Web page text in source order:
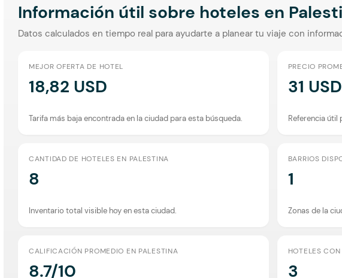
Información útil sobre hoteles en
Datos calculados en tiempo real para ayudarte a planear tu viaje con
MEJOR OFERTA DE HOTEL
18,82 USD
Tarifa más baja encontrada en la ciudad para esta búsqueda.
PRECIO
31 USD
Referencia útil
CANTIDAD DE HOTELES EN PALESTINA
8
Inventario total visible hoy en esta ciudad.
BARRIOS
1
Zonas de la
CALIFICACIÓN PROMEDIO EN PALESTINA
8.7/10
HOTELES
3